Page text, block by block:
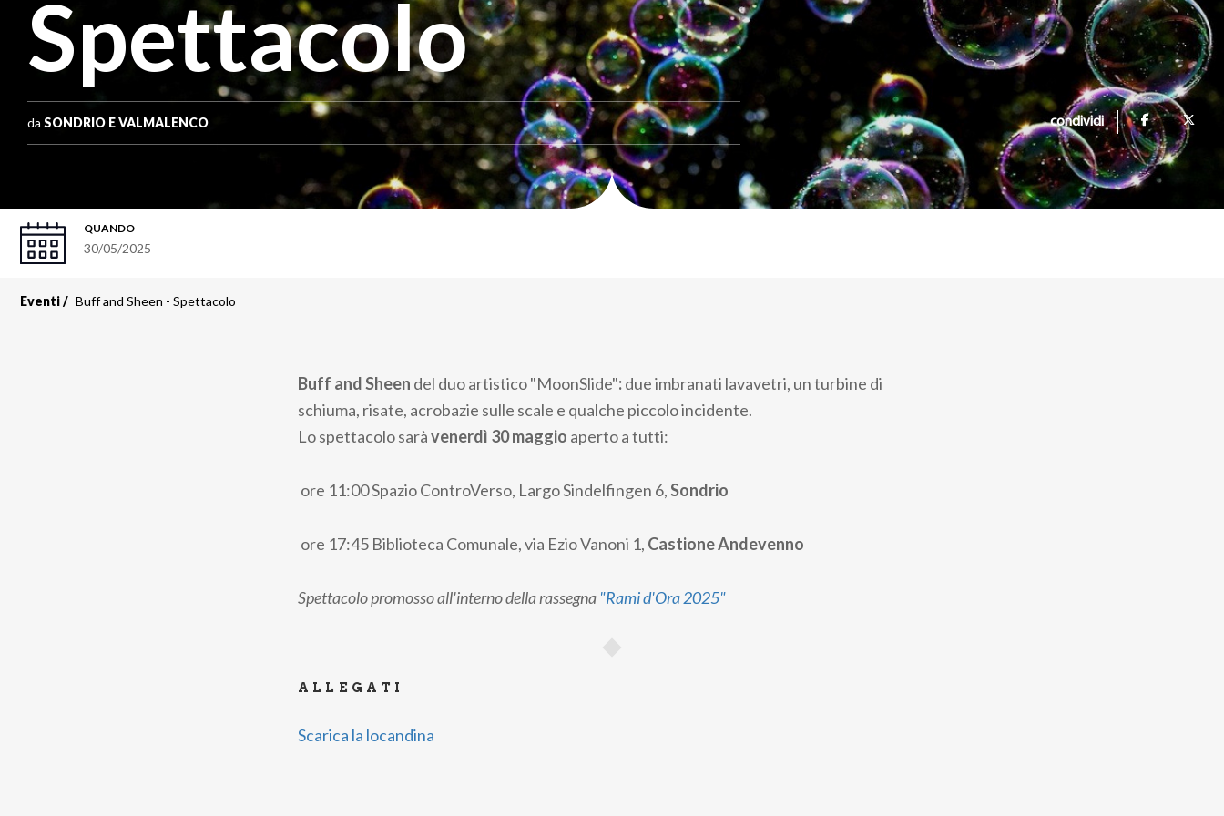
Spettacolo
da SONDRIO E VALMALENCO condividi
QUANDO
30/05/2025
Eventi Buff and Sheen - Spettacolo
Buff and Sheen del duo artistico "MoonSlide":due imbranati lavavetri, un turbine di
schiuma, risate, acrobazie sulle scale e qualche piccolo incidente.
Lo spettacolo saràvenerdì 30 maggio aperto a tutti:
ore 11:00Spazio ControVerso, Largo Sindelfingen 6,Sondrio
ore 17:45 Biblioteca Comunale, via Ezio Vanoni 1, Castione Andevenno
Spettacolo promosso all'interno della rassegna "Rami d'Ora 2025"
ALLEGATI
Scarica la locandina